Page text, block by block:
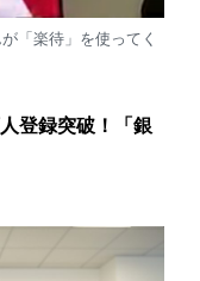
「楽待」を使ってく
登録突破！「銀